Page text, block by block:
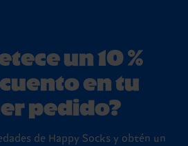
un 10 %
en tu
pedido?
de Happy Socks y obtén un